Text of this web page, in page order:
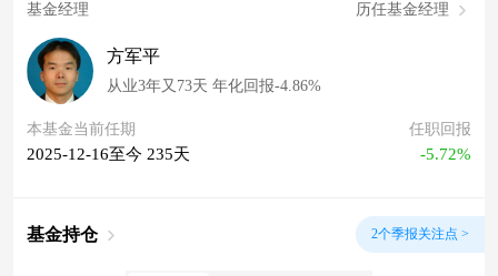
基金经理 历任基金经理
方军平
从业3年又73天 年化回报-4.86%
本基金当前任期
2025-12-16至今 235天
任职回报
-5.72%
基金持仓 2个季报关注点 >